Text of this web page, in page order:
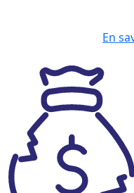
En